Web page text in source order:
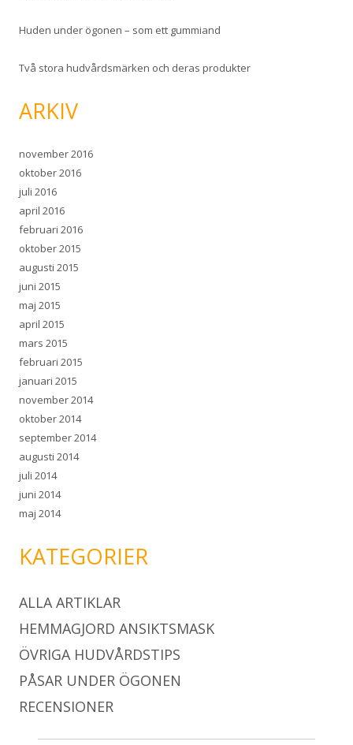
Huden under ögonen – som ett gummiand
Två stora hudvårdsmärken och deras produkter
ARKIV
november 2016
oktober 2016
juli 2016
april 2016
februari 2016
oktober 2015
augusti 2015
juni 2015
maj 2015
april 2015
mars 2015
februari 2015
januari 2015
november 2014
oktober 2014
september 2014
augusti 2014
juli 2014
juni 2014
maj 2014
KATEGORIER
ALLA ARTIKLAR
HEMMAGJORD ANSIKTSMASK
ÖVRIGA HUDVÅRDSTIPS
PÅSAR UNDER ÖGONEN
RECENSIONER